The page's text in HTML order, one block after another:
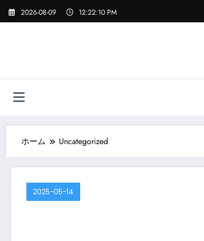
ス
2026-08-09 12:22:10 PM
ホーム Uncategorized
2025-05-14